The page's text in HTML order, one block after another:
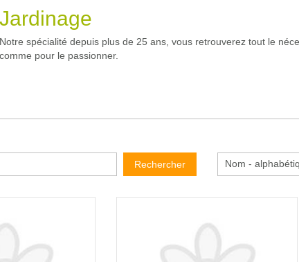
Jardinage
Notre spécialité depuis plus de 25 ans, vous retrouverez tout le
comme pour le passionner.
Rechercher Nom -